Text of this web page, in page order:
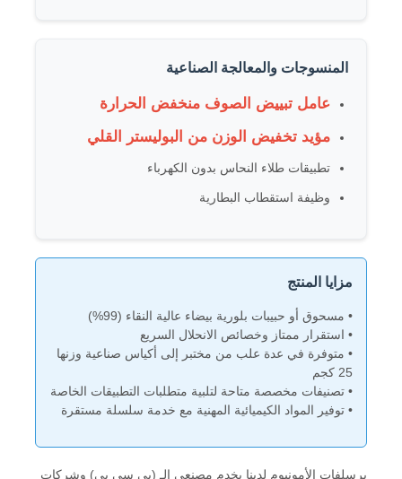
المواد الكيميائية المعدنية
المواد الخام للإلكترونيات
المواد الكيميائية المستخدمة يومياً
المنسوجات والمعالجة الصناعية
عامل تبييض الصوف منخفض الحرارة
مؤيد تخفيض الوزن من البوليستر القلي
تطبيقات طلاء النحاس بدون الكهرباء
وظيفة استقطاب البطارية
مزايا المنتج
• مسحوق أو حبيبات بلورية بيضاء عالية النقاء (99%)
• استقرار ممتاز وخصائص الانحلال السريع
• متوفرة في عدة علب من مختبر إلى أكياس صناعية وزنها
25 كجم
• تصنيفات مخصصة متاحة لتلبية متطلبات التطبيقات الخاصة
• توفير المواد الكيميائية المهنية مع خدمة سلسلة مستقرة
برسلفات الأمونيوم لدينا يخدم مصنعي الـ (بي سي بي) وشركات